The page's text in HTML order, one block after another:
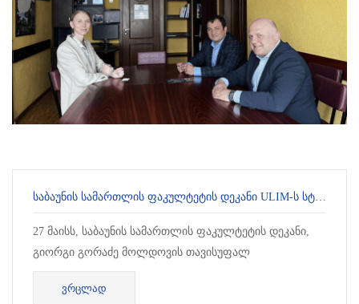
ᲡᲐᲑᲐᲣᲜᲘᲡ ᲡᲐᲛᲐᲠᲗᲚᲘᲡ ᲤᲐᲙᲣᲚᲢᲔᲢᲘᲡ ᲓᲔᲙᲐᲜᲘ ULIM-Ს ᲡᲢᲣᲛᲠᲝᲑᲓᲐ
27 მაისს, საბაუნის სამართლის ფაკულტეტის დეკანი,
გიორგი გორაძე მოლდოვის თავისუფალ
საერთაშორისო უნივერსიტეტს, ULIM-ს სტუმრობდა.
ULIM - Universitatea Liberă Int...
ᲕᲠᲪᲚᲐᲓ